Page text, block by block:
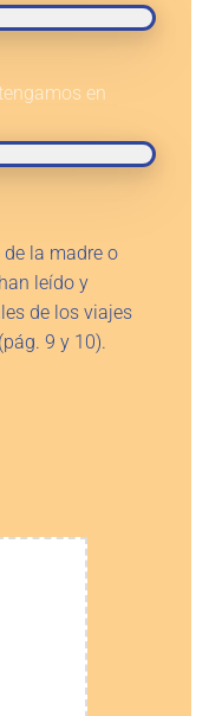
en
la madre o
leído y
de los viajes
9 y 10).